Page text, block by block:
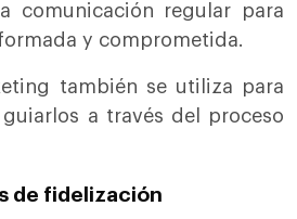
comunicación regular para
y comprometida.
también se utiliza para
a través del proceso
de fidelización